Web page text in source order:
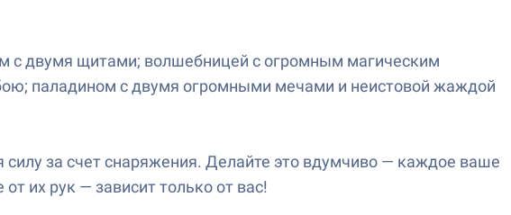
с двумя щитами; волшебницей с огромным магическим
паладином с двумя огромными мечами и неистовой жаждой
за счет снаряжения. Делайте это вдумчиво — каждое ваше
их рук — зависит только от вас!